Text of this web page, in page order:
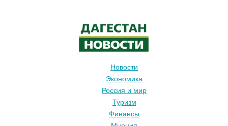
Новости
Экономика
Россия и мир
Туризм
Финансы